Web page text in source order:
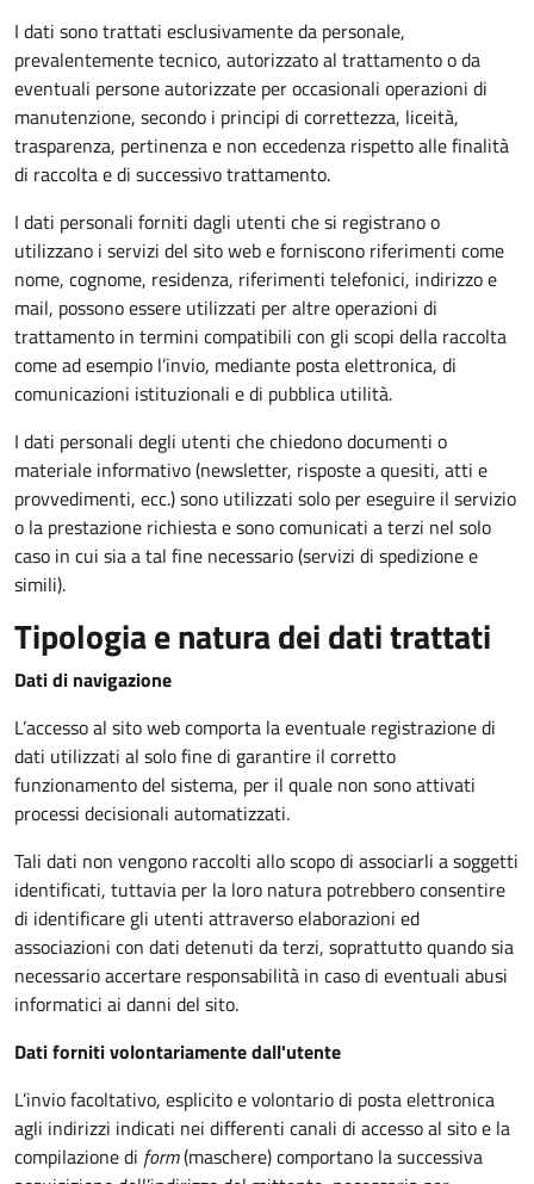
I dati sono trattati esclusivamente da personale,
prevalentemente tecnico, autorizzato al trattamento o da
eventuali persone autorizzate per occasionali operazioni di
manutenzione, secondo i principi di correttezza, liceità,
trasparenza, pertinenza e non eccedenza rispetto alle finalità
di raccolta e di successivo trattamento.
I dati personali forniti dagli utenti che si registrano o
utilizzano i servizi del sito web e forniscono riferimenti come
nome, cognome, residenza, riferimenti telefonici, indirizzo e
mail, possono essere utilizzati per altre operazioni di
trattamento in termini compatibili con gli scopi della raccolta
come ad esempio l’invio, mediante posta elettronica, di
comunicazioni istituzionali e di pubblica utilità.
I dati personali degli utenti che chiedono documenti o
materiale informativo (newsletter, risposte a quesiti, atti e
provvedimenti, ecc.) sono utilizzati solo per eseguire il servizio
o la prestazione richiesta e sono comunicati a terzi nel solo
caso in cui sia a tal fine necessario (servizi di spedizione e
simili).
Tipologia e natura dei dati trattati
Dati di navigazione
L’accesso al sito web comporta la eventuale registrazione di
dati utilizzati al solo fine di garantire il corretto
funzionamento del sistema, per il quale non sono attivati
processi decisionali automatizzati.
Tali dati non vengono raccolti allo scopo di associarli a soggetti
identificati, tuttavia per la loro natura potrebbero consentire
di identificare gli utenti attraverso elaborazioni ed
associazioni con dati detenuti da terzi, soprattutto quando sia
necessario accertare responsabilità in caso di eventuali abusi
informatici ai danni del sito.
Dati forniti volontariamente dall'utente
L’invio facoltativo, esplicito e volontario di posta elettronica
agli indirizzi indicati nei differenti canali di accesso al sito e la
compilazione di form(maschere) comportano la successiva